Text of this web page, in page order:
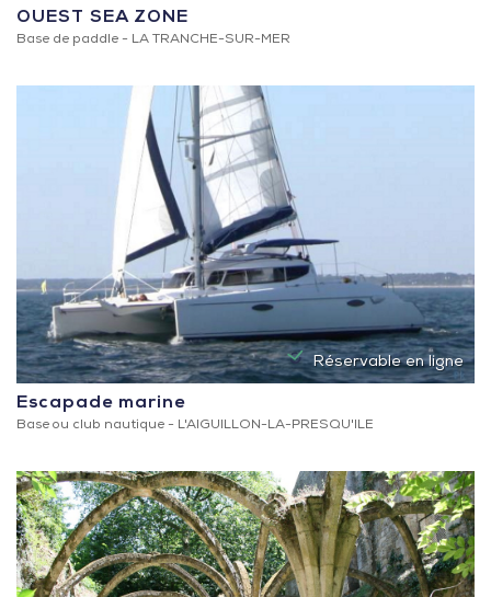
OUEST SEA ZONE
Base de paddle - LA TRANCHE-SUR-MER
Réservable en ligne
Escapade marine
Base ou club nautique - L'AIGUILLON-LA-PRESQU'ILE